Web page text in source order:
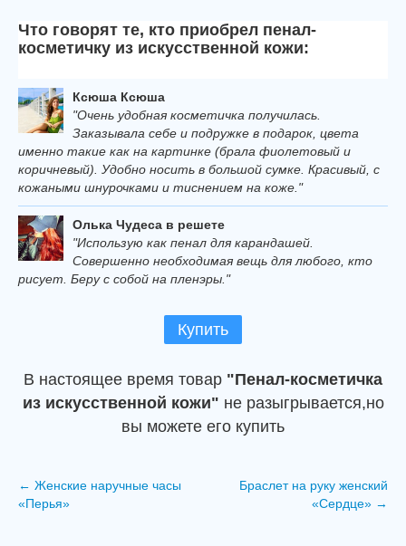
Что говорят те, кто приобрел пенал-
косметичку из искусственной кожи:
Ксюша Ксюша
"Очень удобная косметичка получилась.
Заказывала себе и подружке в подарок, цвета
именно такие как на картинке (брала фиолетовый и
коричневый). Удобно носить в большой сумке. Красивый, с
кожаными шнурочками и тиснением на коже."
Олька Чудеса в решете
"Использую как пенал для карандашей.
Совершенно необходимая вещь для любого, кто
рисует. Беру с собой на пленэры."
Купить
В настоящее время товар "Пенал-косметичка
из искусственной кожи" не разыгрывается,но
вы можете его купить
← Женские наручные часы
«Перья»
Браслет на руку женский
«Сердце» →